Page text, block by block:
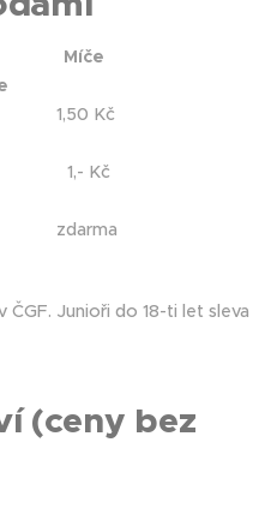
Míče
1,50 Kč
Kč
zdarma
Junioři do 18-ti let sleva
(ceny bez